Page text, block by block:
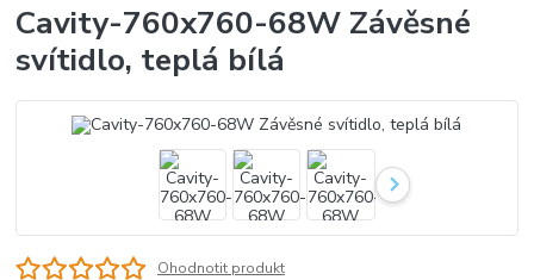
Cavity-760x760-68W Závěsné
svítidlo, teplá bílá
Ohodnotit produkt